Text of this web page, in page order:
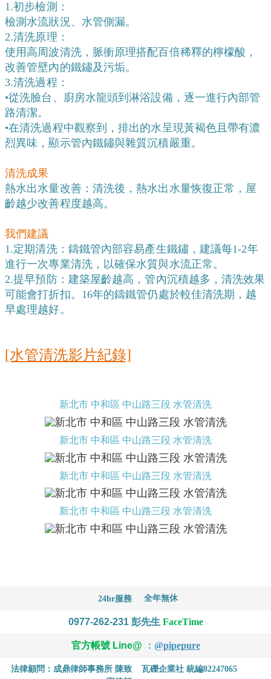
1.初步檢測：
檢測水流狀況、水管側漏。
2.清洗原理：
使用高周波清洗，脈衝原理搭配百倍稀釋的檸檬酸，
改善管壁內的鐵鏽及污垢。
3.清洗過程：
•從洗臉台、廚房水龍頭到淋浴設備，逐一進行內部管
路清潔。
•在清洗過程中觀察到，排出的水呈現黃褐色且帶有濃
烈異味，顯示管內鐵鏽與雜質沉積嚴重。
清洗成果
熱水出水量改善：清洗後，熱水出水量恢復正常，屋
齡越少改善程度越高。
我們建議
1.定期清洗：鑄鐵管內部容易產生鐵鏽，建議每1-2年
進行一次專業清洗，以確保水質與水流正常。
2.提早預防：建築屋齡越高，管內沉積越多，清洗效果
可能會打折扣。16年的鑄鐵管仍處於較佳清洗期，越
早處理越好。
[水管清洗影片紀錄]
新北市 中和區 中山路三段 水管清洗
新北市 中和區 中山路三段 水管清洗
新北市 中和區 中山路三段 水管清洗
新北市 中和區 中山路三段 水管清洗
24hr服務 全年無休
0977-262-231 彭先生 FaceTime
官方帳號 Line@ ： @pipepure
法律顧問：成鼎律師事務所 陳致
瓦礫企業社 統編82247065